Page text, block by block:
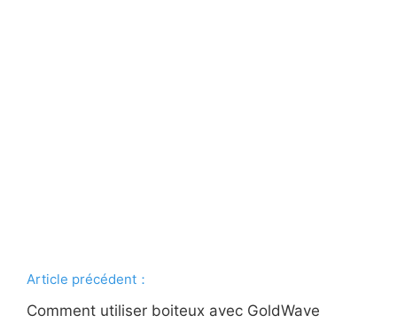
Article précédent：
Comment utiliser boiteux avec GoldWave